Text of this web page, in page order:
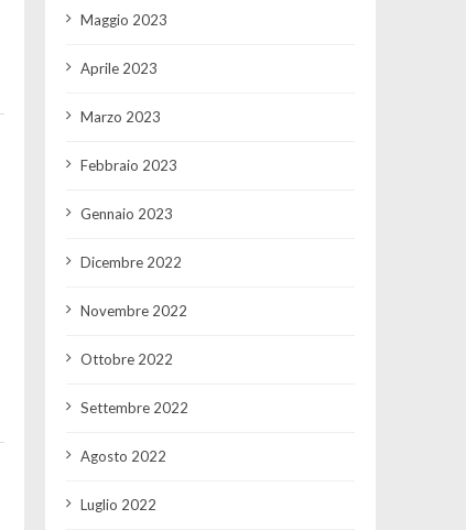
Maggio 2023
Aprile 2023
Marzo 2023
Febbraio 2023
Gennaio 2023
Dicembre 2022
Novembre 2022
Ottobre 2022
Settembre 2022
Agosto 2022
Luglio 2022